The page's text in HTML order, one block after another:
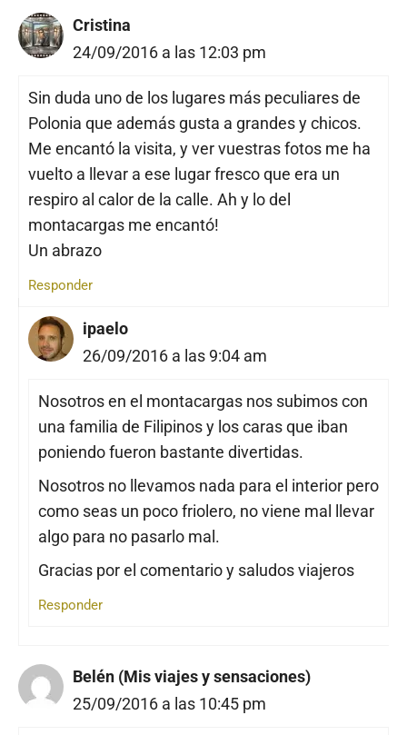
Cristina
24/09/2016 a las 12:03 pm
Sin duda uno de los lugares más peculiares de
Polonia que además gusta a grandes y chicos.
Me encantó la visita, y ver vuestras fotos me ha
vuelto a llevar a ese lugar fresco que era un
respiro al calor de la calle. Ah y lo del
montacargas me encantó!
Un abrazo
Responder
ipaelo
26/09/2016 a las 9:04 am
Nosotros en el montacargas nos subimos con
una familia de Filipinos y los caras que iban
poniendo fueron bastante divertidas.
Nosotros no llevamos nada para el interior pero
como seas un poco friolero, no viene mal llevar
algo para no pasarlo mal.
Gracias por el comentario y saludos viajeros
Responder
Belén (Mis viajes y sensaciones)
25/09/2016 a las 10:45 pm